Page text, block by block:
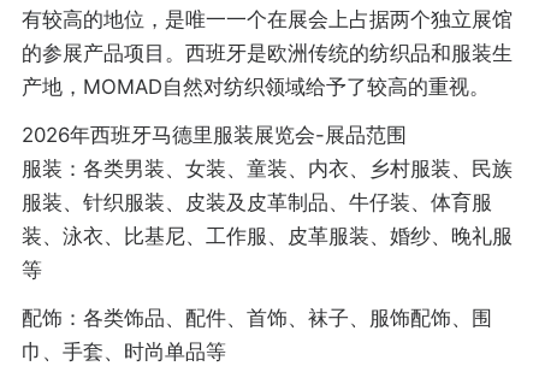
有较高的地位，是唯一一个在展会上占据两个独立展馆
的参展产品项目。西班牙是欧洲传统的纺织品和服装生
产地，MOMAD自然对纺织领域给予了较高的重视。
2026年西班牙马德里服装展览会-展品范围
服装：各类男装、女装、童装、内衣、乡村服装、民族
服装、针织服装、皮装及皮革制品、牛仔装、体育服
装、泳衣、比基尼、工作服、皮革服装、婚纱、晚礼服
等
配饰：各类饰品、配件、首饰、袜子、服饰配饰、围
巾、手套、时尚单品等